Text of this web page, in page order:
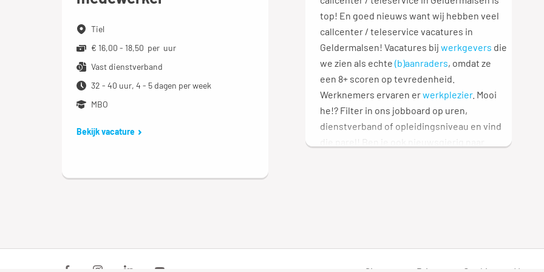
Tiel
€ 16,00 - 18,50 per uur
Vast dienstverband
32 - 40 uur, 4 - 5 dagen per week
MBO
Bekijk vacature
top! En goed nieuws want wij hebben veel
callcenter / teleservice vacatures in
Geldermalsen! Vacatures bijwerkgevers die
we zien als echte(b)aanraders, omdat ze
een 8+ scoren op tevredenheid.
Werknemers ervaren erwerkplezier. Mooi
he!? Filter in ons jobboard op uren,
dienstverband of opleidingsniveau en vind
die parel! Ben je ook nieuwsgierig naar
helpen die parel te vinden.Maak een
vacature alert aan
, geef die waslijst aan